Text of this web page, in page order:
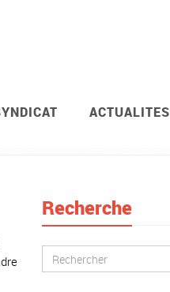
ACTUALITES
Recherche